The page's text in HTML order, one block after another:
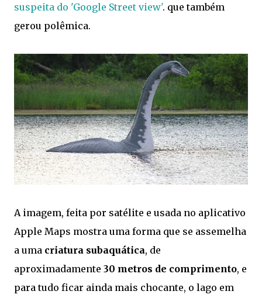
suspeita do 'Google Street view'. que também
gerou polêmica.
A imagem, feita por satélite e usada no aplicativo
Apple Maps mostra uma forma que se assemelha
a uma criatura subaquática, de
aproximadamente 30 metros de comprimento, e
para tudo ficar ainda mais chocante, o lago em